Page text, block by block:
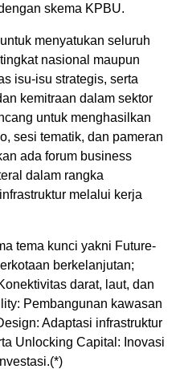
skema KPBU.
menyatukan seluruh
nasional maupun
isu-isu strategis, serta
kemitraan dalam sektor
untuk menghasilkan
sesi tematik, dan pameran
ada forum business
dalam rangka
melalui kerja
tema kunci yakni Future-
berkelanjutan;
darat, laut, dan
Pembangunan kawasan
Adaptasi infrastruktur
Unlocking Capital: Inovasi